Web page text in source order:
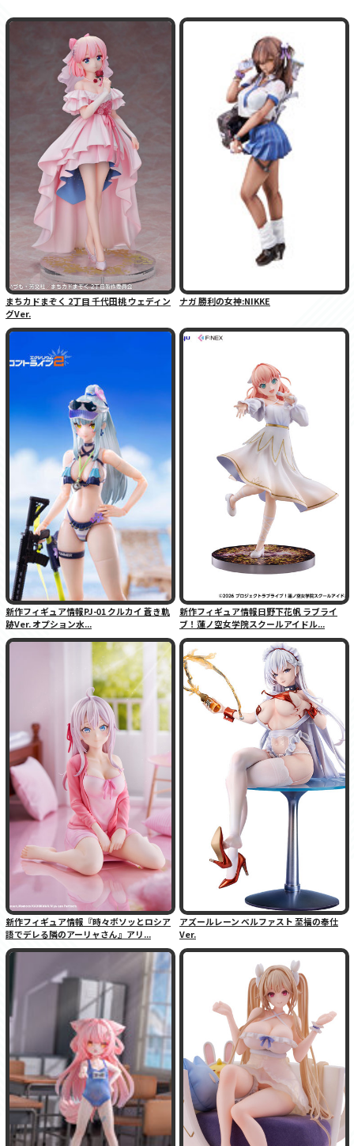
まちカドまぞく 2丁目 千代田桃 ウェディン
グVer.
ナガ 勝利の女神:NIKKE
新作フィギュア情報PJ-01 クルカイ 蒼き軌
跡Ver. オプション水...
新作フィギュア情報日野下花帆 ラブライ
ブ！蓮ノ空女学院スクールアイドル...
新作フィギュア情報『時々ボソッとロシア
語でデレる隣のアーリャさん』アリ...
アズールレーン ベルファスト 至福の奉仕
Ver.